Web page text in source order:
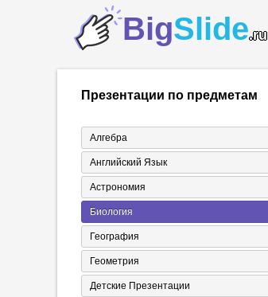
BigSlide.ru
Презентации по предметам
Алгебра
Английский Язык
Астрономия
Биология
География
Геометрия
Детские Презентации